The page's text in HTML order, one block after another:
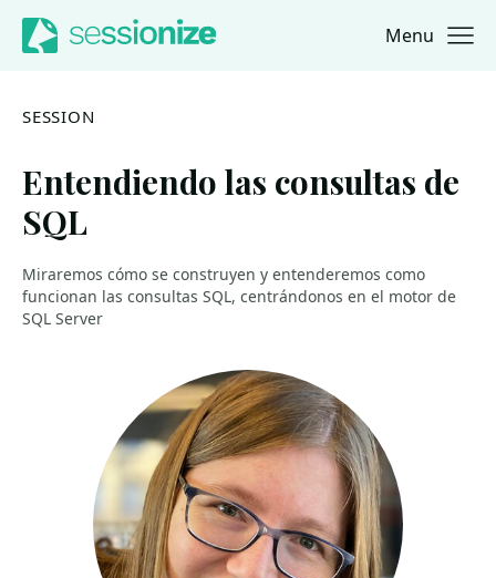
Jump to navigation
Jump to content Menu
SESSION
Entendiendo las consultas de
SQL
Miraremos cómo se construyen y entenderemos como
funcionan las consultas SQL, centrándonos en el motor de
SQL Server